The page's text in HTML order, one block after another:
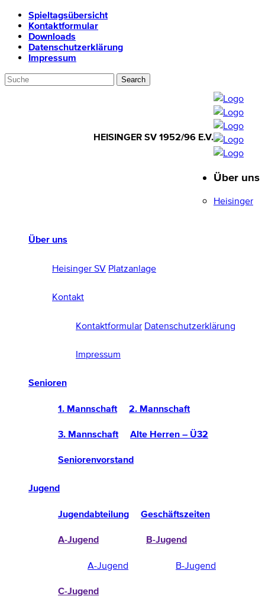
Spieltagsübersicht
Kontaktformular
Downloads
Datenschutzerklärung
Impressum
HEISINGER SV 1952/96 E.V.
1952/96 E.V.
Über uns
Heisinger SV Platzanlage
Kontakt
Kontaktformular Datenschutzerklärung
Impressum
Senioren
1. Mannschaft 2. Mannschaft
3. Mannschaft Alte Herren – Ü32
Seniorenvorstand
Jugend
Jugendabteilung Geschäftszeiten
A-Jugend
A-Jugend
B-Jugend
B-Jugend
C-Jugend
Über uns
Heisinger